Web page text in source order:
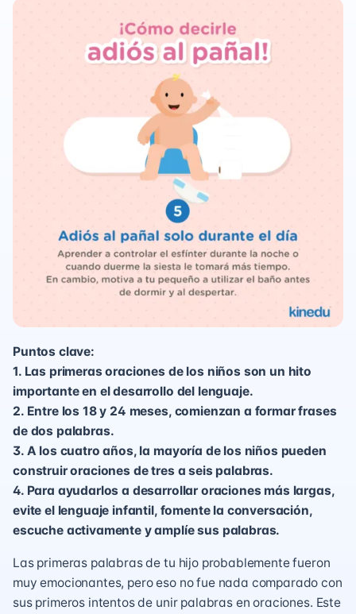
Puntos clave:
1. Las primeras oraciones de los niños son un hito
importante en el desarrollo del lenguaje.
2. Entre los 18 y 24 meses, comienzan a formar frases
de dos palabras.
3. A los cuatro años, la mayoría de los niños pueden
construir oraciones de tres a seis palabras.
4. Para ayudarlos a desarrollar oraciones más largas,
evite el lenguaje infantil, fomente la conversación,
escuche activamente y amplíe sus palabras.
Las primeras palabras de tu hijo probablemente fueron
muy emocionantes, pero eso no fue nada comparado con
sus primeros intentos de unir palabras en oraciones. Este